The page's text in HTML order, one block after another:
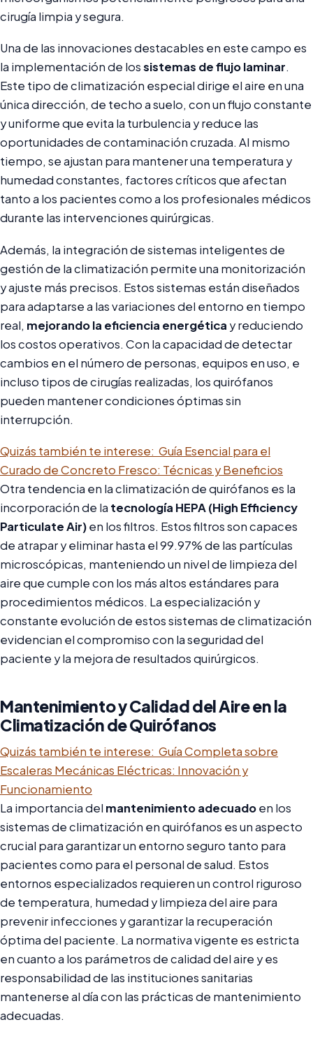
cirugía limpia y segura.
Una de las innovaciones destacables en este campo es
la implementación de lossistemas de flujo laminar.
Este tipo de climatización especial dirige el aire en una
única dirección, de techo a suelo, con un flujo constante
y uniforme que evita la turbulencia y reduce las
oportunidades de contaminación cruzada. Al mismo
tiempo, se ajustan para mantener una temperatura y
humedad constantes, factores críticos que afectan
tanto a los pacientes como a los profesionales médicos
durante las intervenciones quirúrgicas.
Además, la integración de sistemas inteligentes de
gestión de la climatización permite una monitorización
y ajuste más precisos. Estos sistemas están diseñados
para adaptarse a las variaciones del entorno en tiempo
real, mejorando la eficiencia energética y reduciendo
los costos operativos. Con la capacidad de detectar
cambios en el número de personas, equipos en uso, e
incluso tipos de cirugías realizadas, los quirófanos
pueden mantener condiciones óptimas sin
interrupción.
Quizás también te interese: Guía Esencial para el
Curado de Concreto Fresco: Técnicas y Beneficios
Otra tendencia en la climatización de quirófanos es la
incorporación de la tecnología HEPA (High Efficiency
Particulate Air)en los filtros. Estos filtros son capaces
de atrapar y eliminar hasta el 99.97% de las partículas
microscópicas, manteniendo un nivel de limpieza del
aire que cumple con los más altos estándares para
procedimientos médicos. La especialización y
constante evolución de estos sistemas de climatización
evidencian el compromiso con la seguridad del
paciente y la mejora de resultados quirúrgicos.
Mantenimiento y Calidad del Aire en la
Climatización de Quirófanos
Quizás también te interese: Guía Completa sobre
Escaleras Mecánicas Eléctricas: Innovación y
Funcionamiento
La importancia del mantenimiento adecuadoen los
sistemas de climatización en quirófanos es un aspecto
crucial para garantizar un entorno seguro tanto para
pacientes como para el personal de salud. Estos
entornos especializados requieren un control riguroso
de temperatura, humedad y limpieza del aire para
prevenir infecciones y garantizar la recuperación
óptima del paciente. La normativa vigente es estricta
en cuanto a los parámetros de calidad del aire y es
responsabilidad de las instituciones sanitarias
mantenerse al día con las prácticas de mantenimiento
adecuadas.